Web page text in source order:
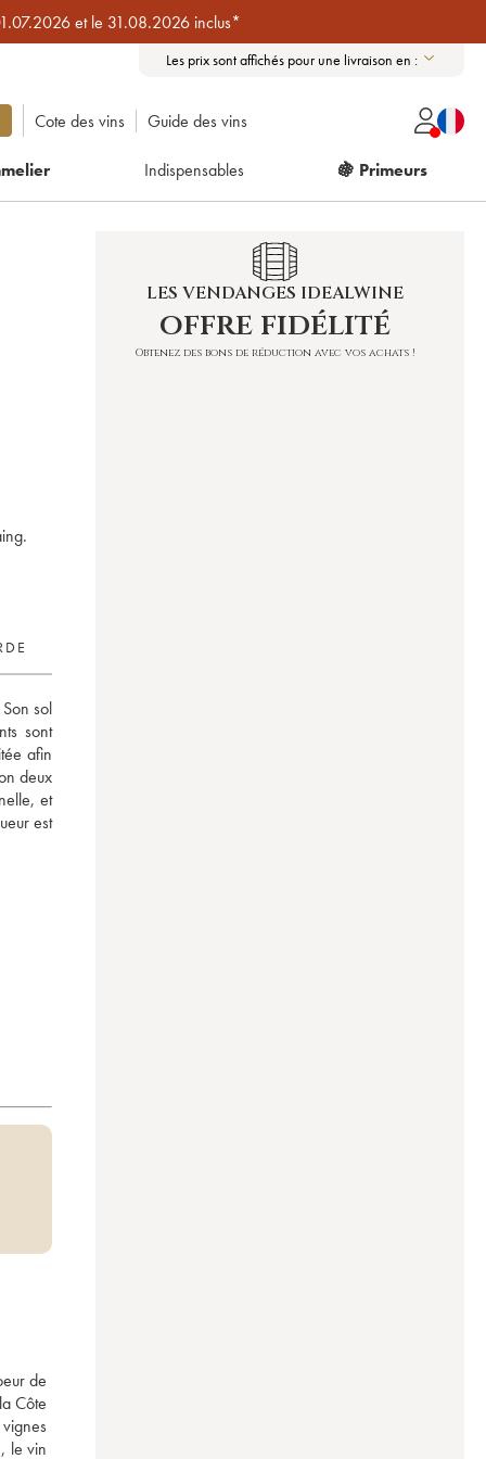
et le 31.08.2026 inclus*
Les prix sont affichés pour une livraison en :
Cote des vins Guide des vins
Indispensables 🍇 Primeurs
sol
sont
afin
deux
et
est
de
Côte
le vin
LES VENDANGES IDEALWINE
offre fidélité
Obtenez des bons de réduction avec vos achats !